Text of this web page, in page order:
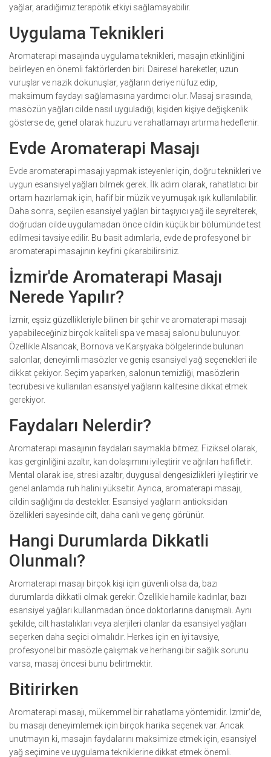
yağlar, aradığımız terapötik etkiyi sağlamayabilir.
Uygulama Teknikleri
Aromaterapi masajında uygulama teknikleri, masajın etkinliğini
belirleyen en önemli faktörlerden biri. Dairesel hareketler, uzun
vuruşlar ve nazik dokunuşlar, yağların deriye nüfuz edip,
maksimum faydayı sağlamasına yardımcı olur. Masaj sırasında,
masözün yağları cilde nasıl uyguladığı, kişiden kişiye değişkenlik
gösterse de, genel olarak huzuru ve rahatlamayı artırma hedeflenir.
Evde Aromaterapi Masajı
Evde aromaterapi masajı yapmak isteyenler için, doğru teknikleri ve
uygun esansiyel yağları bilmek gerek. İlk adım olarak, rahatlatıcı bir
ortam hazırlamak için, hafif bir müzik ve yumuşak ışık kullanılabilir.
Daha sonra, seçilen esansiyel yağları bir taşıyıcı yağ ile seyrelterek,
doğrudan cilde uygulamadan önce cildin küçük bir bölümünde test
edilmesi tavsiye edilir. Bu basit adımlarla, evde de profesyonel bir
aromaterapi masajının keyfini çıkarabilirsiniz.
İzmir'de Aromaterapi Masajı
Nerede Yapılır?
İzmir, eşsiz güzellikleriyle bilinen bir şehir ve aromaterapi masajı
yapabileceğiniz birçok kaliteli spa ve masaj salonu bulunuyor.
Özellikle Alsancak, Bornova ve Karşıyaka bölgelerinde bulunan
salonlar, deneyimli masözler ve geniş esansiyel yağ seçenekleri ile
dikkat çekiyor. Seçim yaparken, salonun temizliği, masözlerin
tecrübesi ve kullanılan esansiyel yağların kalitesine dikkat etmek
gerekiyor.
Faydaları Nelerdir?
Aromaterapi masajının faydaları saymakla bitmez. Fiziksel olarak,
kas gerginliğini azaltır, kan dolaşımını iyileştirir ve ağrıları hafifletir.
Mental olarak ise, stresi azaltır, duygusal dengesizlikleri iyileştirir ve
genel anlamda ruh halini yükseltir. Ayrıca, aromaterapi masajı,
cildin sağlığını da destekler. Esansiyel yağların antioksidan
özellikleri sayesinde cilt, daha canlı ve genç görünür.
Hangi Durumlarda Dikkatli
Olunmalı?
Aromaterapi masajı birçok kişi için güvenli olsa da, bazı
durumlarda dikkatli olmak gerekir. Özellikle hamile kadınlar, bazı
esansiyel yağları kullanmadan önce doktorlarına danışmalı. Aynı
şekilde, cilt hastalıkları veya alerjileri olanlar da esansiyel yağları
seçerken daha seçici olmalıdır. Herkes için en iyi tavsiye,
profesyonel bir masözle çalışmak ve herhangi bir sağlık sorunu
varsa, masaj öncesi bunu belirtmektir.
Bitirirken
Aromaterapi masajı, mükemmel bir rahatlama yöntemidir. İzmir'de,
bu masajı deneyimlemek için birçok harika seçenek var. Ancak
unutmayın ki, masajın faydalarını maksimize etmek için, esansiyel
yağ seçimine ve uygulama tekniklerine dikkat etmek önemli.